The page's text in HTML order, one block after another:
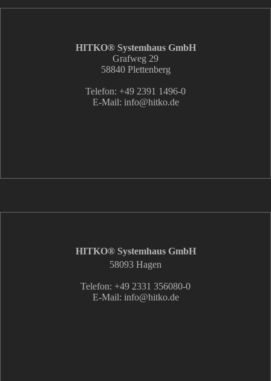
HITKO® Systemhaus GmbH
Grafweg 29
58840 Plettenberg
Telefon: +49 2391 1496-0
E-Mail: info@hitko.de
HITKO® Systemhaus GmbH
58093 Hagen
Telefon: +49 2331 356080-0
E-Mail: info@hitko.de